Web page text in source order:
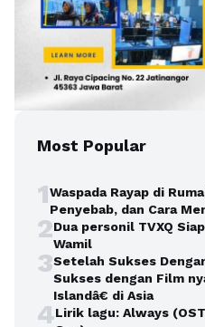
Most Popular
1Waspada Rayap di
Penyebab, dan Cara
2Dua personil TVXQ
Wamil
3Setelah Sukses
Sukses dengan Film
Islandâ€ di Asia
4Lirik lagu: Always